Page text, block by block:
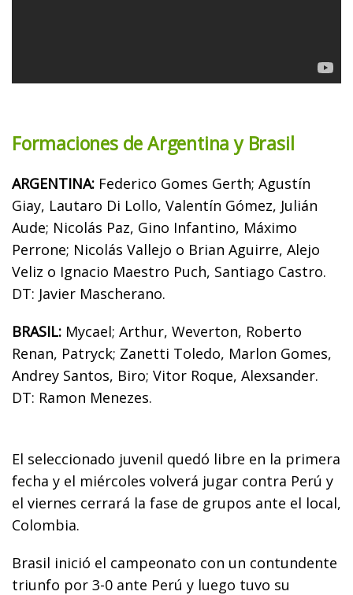
Formaciones de Argentina y Brasil
ARGENTINA: Federico Gomes Gerth; Agustín
Giay, Lautaro Di Lollo, Valentín Gómez, Julián
Aude; Nicolás Paz, Gino Infantino, Máximo
Perrone; Nicolás Vallejo o Brian Aguirre, Alejo
Veliz o Ignacio Maestro Puch, Santiago Castro.
DT: Javier Mascherano.
BRASIL: Mycael; Arthur, Weverton, Roberto
Renan, Patryck; Zanetti Toledo, Marlon Gomes,
Andrey Santos, Biro; Vitor Roque, Alexsander.
DT: Ramon Menezes.
El seleccionado juvenil quedó libre en la primera
fecha y el miércoles volverá jugar contra Perú y
el viernes cerrará la fase de grupos ante el local,
Colombia.
Brasil inició el campeonato con un contundente
triunfo por 3-0 ante Perú y luego tuvo su